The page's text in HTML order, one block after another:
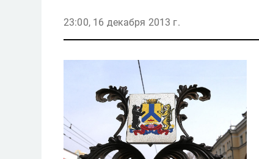
23:00, 16 декабря 2013 г.